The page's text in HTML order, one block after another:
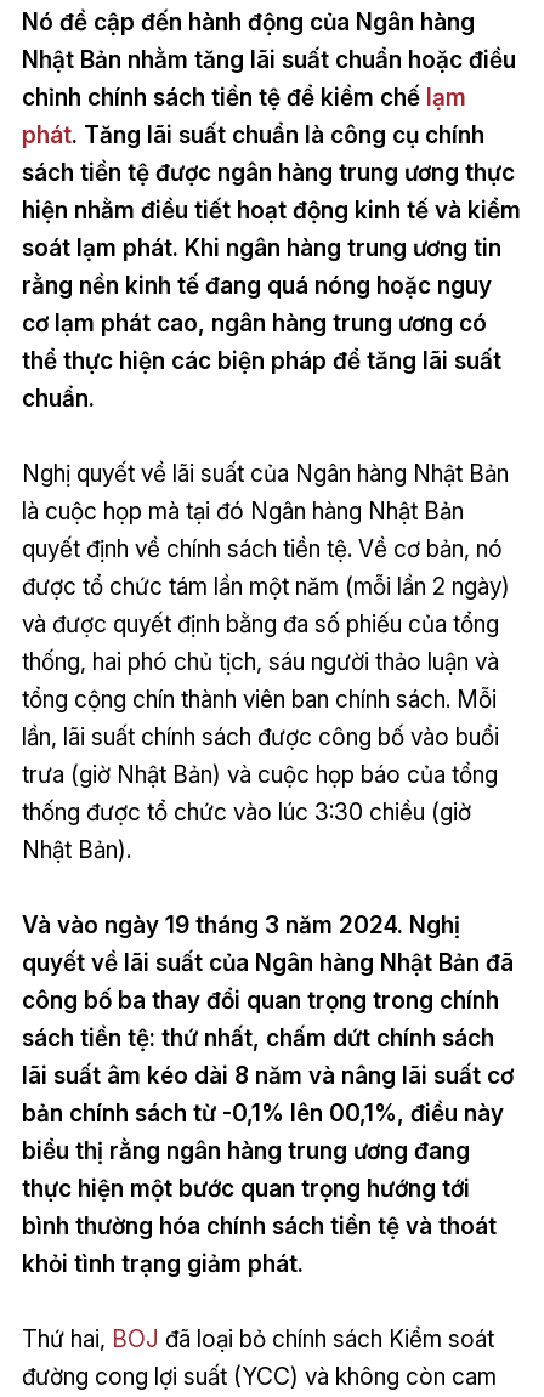
Nó đề cập đến hành động của Ngân hàng
Nhật Bản nhằm tăng lãi suất chuẩn hoặc điều
chỉnh chính sách tiền tệ để kiềm chế lạm
phát. Tăng lãi suất chuẩn là công cụ chính
sách tiền tệ được ngân hàng trung ương thực
hiện nhằm điều tiết hoạt động kinh tế và kiểm
soát lạm phát. Khi ngân hàng trung ương tin
rằng nền kinh tế đang quá nóng hoặc nguy
cơ lạm phát cao, ngân hàng trung ương có
thể thực hiện các biện pháp để tăng lãi suất
chuẩn.
Nghị quyết về lãi suất của Ngân hàng Nhật Bản
là cuộc họp mà tại đó Ngân hàng Nhật Bản
quyết định về chính sách tiền tệ. Về cơ bản, nó
được tổ chức tám lần một năm (mỗi lần 2 ngày)
và được quyết định bằng đa số phiếu của tổng
thống, hai phó chủ tịch, sáu người thảo luận và
tổng cộng chín thành viên ban chính sách. Mỗi
lần, lãi suất chính sách được công bố vào buổi
trưa (giờ Nhật Bản) và cuộc họp báo của tổng
thống được tổ chức vào lúc 3:30 chiều (giờ
Nhật Bản).
Và vào ngày 19 tháng 3 năm 2024. Nghị
quyết về lãi suất của Ngân hàng Nhật Bản đã
công bố ba thay đổi quan trọng trong chính
sách tiền tệ: thứ nhất, chấm dứt chính sách
lãi suất âm kéo dài 8 năm và nâng lãi suất cơ
bản chính sách từ -0,1% lên 00,1%, điều này
biểu thị rằng ngân hàng trung ương đang
thực hiện một bước quan trọng hướng tới
bình thường hóa chính sách tiền tệ và thoát
khỏi tình trạng giảm phát.
Thứ hai, BOJ đã loại bỏ chính sách Kiểm soát
đường cong lợi suất (YCC) và không còn cam